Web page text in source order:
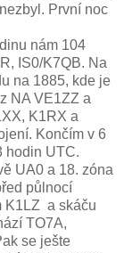
První noc
nám 104
IS0/K7QB. Na
na 1885, kde je
NA VE1ZZ a
K1RX a
Končím v 6
hodin UTC.
UA0 a 18. zóna
půlnocí
K1LZ a skáču
TO7A,
se ješte